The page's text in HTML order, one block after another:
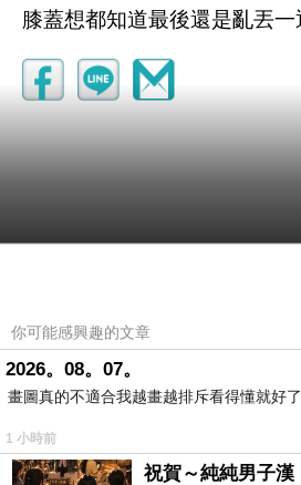
膝蓋想都知道最後還是亂丟一
00
你可能感興趣的文章
2026。08。07。
畫圖真的不適合我越畫越排斥看得懂就
1 小時前
祝賀～純純男子漢